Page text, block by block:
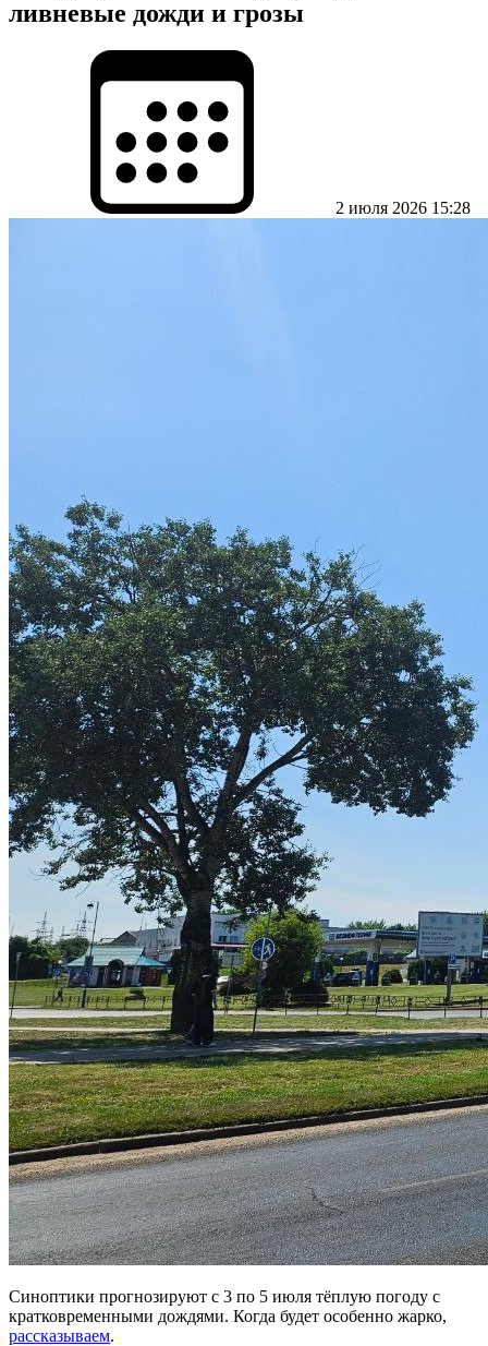
ливневые дожди и грозы
2 июля 2026 15:28
Синоптики прогнозируют с 3 по 5 июля тёплую погоду с
кратковременными дождями. Когда будет особенно жарко,
рассказываем.